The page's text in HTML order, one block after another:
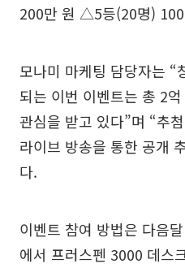
200만 원 △5등(20명)
모나미 마케팅 담당자는 “
되는 이번 이벤트는 총 2
관심을 받고 있다”며 “추
라이브 방송을 통한 공개
다.
이벤트 참여 방법은 다음
에서 프러스펜 3000 데스